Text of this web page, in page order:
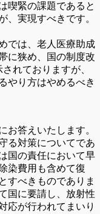
喫緊の課題であると
、実現すべきです。
では、老人医療助成
に狭め、国の制度改
れておりますが、
やり方はやめるべき
答えいたします。
る対策についてであ
国の責任において早
染費用も含めて復
すべきものでありま
国に要請し、放射性
応が行われてまいり